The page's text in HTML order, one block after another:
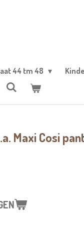
44 tm 48
Maxi Cosi